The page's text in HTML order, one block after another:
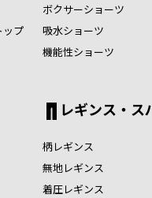
ップ
ボクサーショーツ
吸水ショーツ
機能性ショーツ
レギンス・ス
柄レギンス
無地レギンス
着圧レギンス